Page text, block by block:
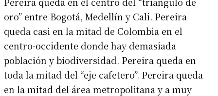
oro” entre Bogotá, Medellín y Cali. Pereira
queda casi en la mitad de Colombia en el
centro-occidente donde hay demasiada
población y biodiversidad. Pereira queda en
toda la mitad del “eje cafetero”. Pereira queda
en la mitad del área metropolitana y a muy